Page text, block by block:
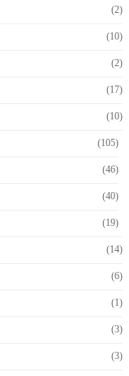
(2)
(10)
(2)
(17)
(10)
(105)
(46)
(40)
(19)
(14)
(6)
(1)
(3)
(3)